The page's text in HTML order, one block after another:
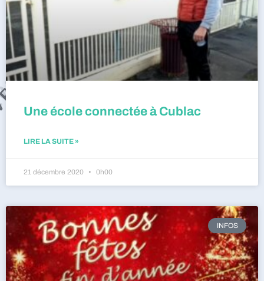
Une école connectée à Cublac
LIRE LA SUITE »
21 décembre 2020 0h00
INFOS